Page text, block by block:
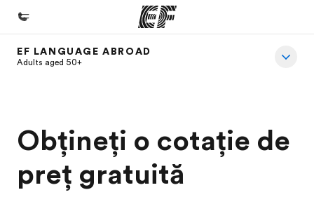
Home
Find an office near you
About us
Who we are
EF LANGUAGE ABROAD
Adults aged 50+
Obțineți o cotație de
preț gratuită